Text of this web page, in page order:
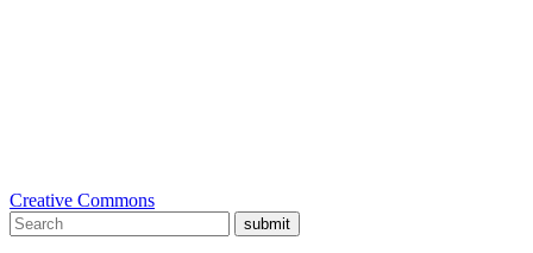
Creative Commons
submit